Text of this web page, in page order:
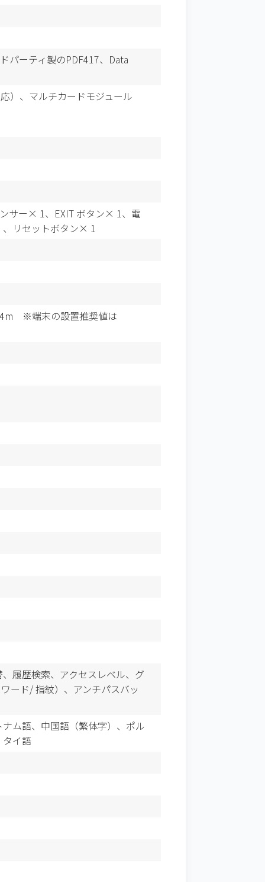
パーティ製のPDF417、Data
） 、マルチカードモジュール
サー× 1、EXIT ボタン× 1、電
リセットボタン× 1
※端末の設置推奨値は
履歴検索、アクセスレベル、グ
ード/ 指紋）、アンチパスバッ
ム語、中国語（繁体字）、ポル
タイ語